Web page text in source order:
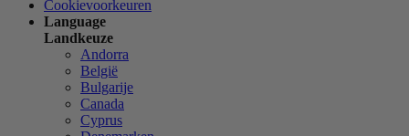
Cookievoorkeuren
Language
Landkeuze
Andorra
België
Bulgarije
Canada
Cyprus